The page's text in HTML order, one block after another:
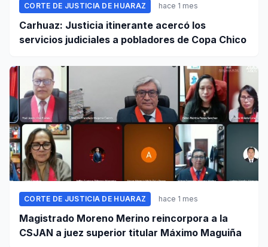
CORTE DE JUSTICIA DE HUARAZ hace 1 mes
Carhuaz: Justicia itinerante acercó los
servicios judiciales a pobladores de Copa Chico
CORTE DE JUSTICIA DE HUARAZ hace 1 mes
Magistrado Moreno Merino reincorpora a la
CSJAN a juez superior titular Máximo Maguiña